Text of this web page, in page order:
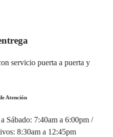
servicio puerta a puerta y
Atención
Sábado: 7:40am a 6:00pm /
8:30am a 12:45pm